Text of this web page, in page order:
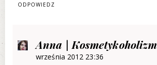
ODPOWIEDZ
Anna | Kosmetykoholizm
września 2012 23:36